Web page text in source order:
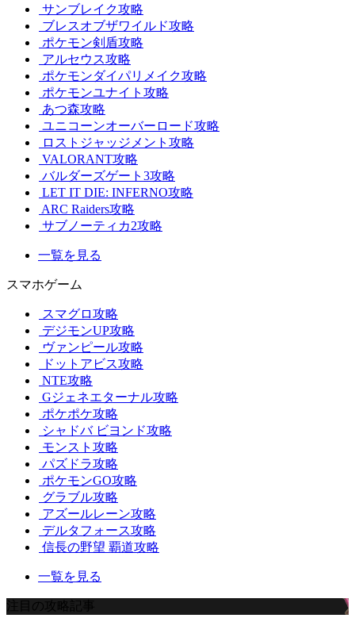
サンブレイク攻略
ブレスオブザワイルド攻略
ポケモン剣盾攻略
アルセウス攻略
ポケモンダイパリメイク攻略
ポケモンユナイト攻略
あつ森攻略
ユニコーンオーバーロード攻略
ロストジャッジメント攻略
VALORANT攻略
バルダーズゲート3攻略
LET IT DIE: INFERNO攻略
ARC Raiders攻略
サブノーティカ2攻略
一覧を見る
スマホゲーム
スマグロ攻略
デジモンUP攻略
ヴァンピール攻略
ドットアビス攻略
NTE攻略
Gジェネエターナル攻略
ポケポケ攻略
シャドバ ビヨンド攻略
モンスト攻略
パズドラ攻略
ポケモンGO攻略
グラブル攻略
アズールレーン攻略
デルタフォース攻略
信長の野望 覇道攻略
一覧を見る
注目の攻略記事